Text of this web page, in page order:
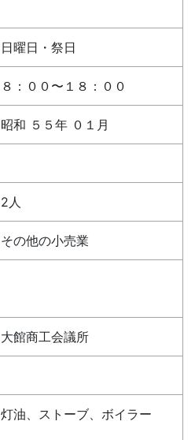
日曜日・祭日
８：００〜１８：００
昭和 ５５年 ０１月
2人
その他の小売業
大館商工会議所
灯油、ストーブ、ボイラー